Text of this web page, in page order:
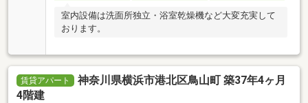
室内設備は洗面所独立・浴室乾燥機など大変充実して
おります。
賃貸アパート
神奈川県横浜市港北区鳥山町 築37年4ヶ月
4階建